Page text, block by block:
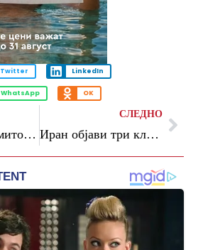
Twitter LinkedIn
WhatsApp OK
Зеленски од самитот во Киев: Русија се обидува да ја вклучи Белорусија во војната против Украина
СЛЕДНО
Иран објави три клучни црвени линии